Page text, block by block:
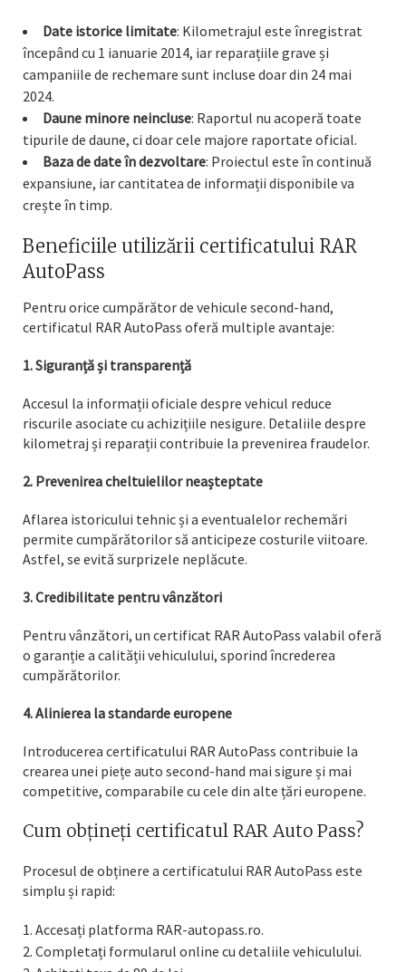
Date istorice limitate: Kilometrajul este înregistrat
începând cu 1 ianuarie 2014, iar reparațiile grave și
campaniile de rechemare sunt incluse doar din 24 mai
2024.
Daune minore neincluse: Raportul nu acoperă toate
tipurile de daune, ci doar cele majore raportate oficial.
Baza de date în dezvoltare: Proiectul este în continuă
expansiune, iar cantitatea de informații disponibile va
crește în timp.
Beneficiile utilizării certificatului RAR
AutoPass
Pentru orice cumpărător de vehicule second-hand,
certificatul RAR AutoPass oferă multiple avantaje:
1. Siguranță și transparență
Accesul la informații oficiale despre vehicul reduce
riscurile asociate cu achizițiile nesigure. Detaliile despre
kilometraj și reparații contribuie la prevenirea fraudelor.
2. Prevenirea cheltuielilor neașteptate
Aflarea istoricului tehnic și a eventualelor rechemări
permite cumpărătorilor să anticipeze costurile viitoare.
Astfel, se evită surprizele neplăcute.
3. Credibilitate pentru vânzători
Pentru vânzători, un certificat RAR AutoPass valabil oferă
o garanție a calității vehiculului, sporind încrederea
cumpărătorilor.
4. Alinierea la standarde europene
Introducerea certificatului RAR AutoPass contribuie la
crearea unei piețe auto second-hand mai sigure și mai
competitive, comparabile cu cele din alte țări europene.
Cum obțineți certificatul RAR Auto Pass?
Procesul de obținere a certificatului RAR AutoPass este
simplu și rapid:
Accesați platforma RAR-autopass.ro.
Completați formularul online cu detaliile vehiculului.